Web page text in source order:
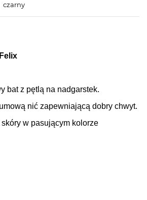
czarny
bat z pętlą na nadgarstek.
nić zapewniającą dobry chwyt.
w pasującym kolorze